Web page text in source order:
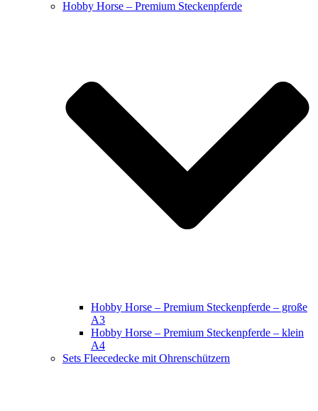
Hobby Horse – Premium Steckenpferde
Hobby Horse – Premium Steckenpferde – große
A3
Hobby Horse – Premium Steckenpferde – klein
A4
Sets Fleecedecke mit Ohrenschützern